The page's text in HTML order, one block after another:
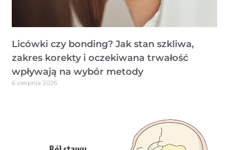
Licówki czy bonding? Jak stan szkliwa,
zakres korekty i oczekiwana trwałość
wpływają na wybór metody
6 sierpnia 2026